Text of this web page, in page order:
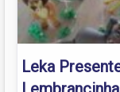
Leka